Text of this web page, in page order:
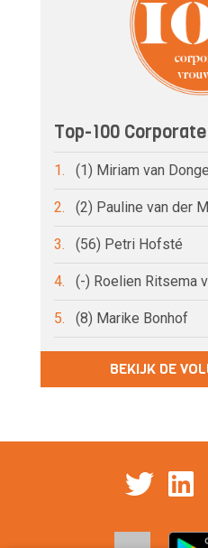
Top-100
1. (1) Miriam van
2. (2) Pauline van der
3. (56) Petri Hofsté
4. (-) Roelien Ritsema
5. (8) Marike Bonhof
BEKIJK DE